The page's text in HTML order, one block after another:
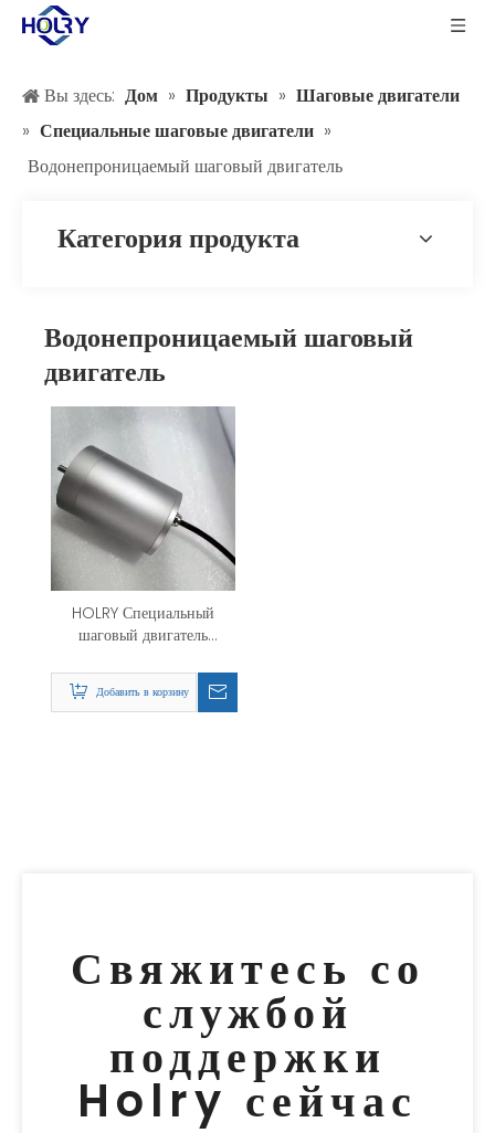
Вы здесь: Дом » Продукты » Шаговые двигатели
» Специальные шаговые двигатели »
Водонепроницаемый шаговый двигатель
Категория продукта
Водонепроницаемый шаговый
двигатель
HOLRY Специальный
шаговый двигатель
двигатель
Добавить в корзину
Свяжитесь со
службой
поддержки
Holry сейчас